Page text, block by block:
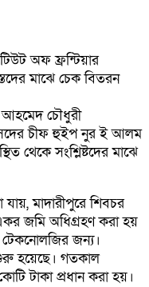
অফ ফ্রন্টিয়ার
মাঝে চেক বিতরন
আহমেদ চৌধুরী
চীফ হুইপ নুর ই আলম
থেকে সংশ্লিষ্টদের মাঝে
যায়, মাদারীপুরে শিবচর
জমি অধিগ্রহণ করা হয়
টেকনোলজির জন্য।
হয়েছে। গতকাল
টাকা প্রধান করা হয়।